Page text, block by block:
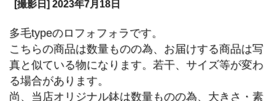
[撮影日] 2023年7月18日
多毛typeのロフォフォラです。
こちらの商品は数量ものの為、お届けする商品は写
真と似ている物になります。若干、サイズ等が変わ
る場合があります。
尚、当店オリジナル鉢は数量ものの為、大きさ・素